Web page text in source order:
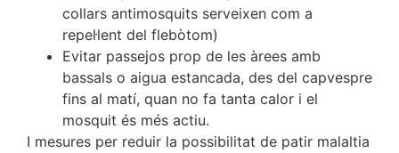
collars antimosquits serveixen com a
repel·lent del flebòtom)
Evitar passejos prop de les àrees amb
bassals o aigua estancada, des del capvespre
fins al matí, quan no fa tanta calor i el
mosquit és més actiu.
I mesures per reduir la possibilitat de patir malaltia